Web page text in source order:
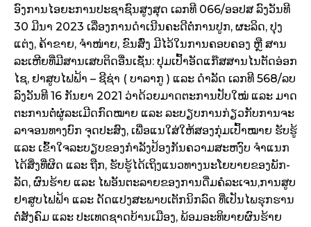
ອົງການໄອຍະການປະຊາຊົນສູງສຸດ ເລກທີ 066/ອອປສ ລົງວັນທີ
30 ມີນາ 2023 ເລື່ອງການດໍາເນີນຄະດີຕໍ່ການປູກ, ຜະລິດ, ປຸງ
ແຕ່ງ, ຄ້າຂາຍ, ຈໍາໜ່າຍ, ຂົນສົ່ງ ມີໄວ້ໃນການຄອບຄອງ ຫຼື ສານ
ລະເຫີຍທີ່ມີສານເສບຕິດອື່ນເຊັ່ນ: ປຸມເປົ້າອັດແກ໊ສສານໄນຕັດອ່ອກ
ໄຊ, ຢາສູບໄຟຟ້າ – ຊີຊ່າ ( ບາລາກູ ) ແລະ ດໍາລັດ ເລກທີ 568/ລບ
ລົງວັນທີ 16 ກັນຍາ 2021 ວ່າດ້ວຍມາດຕະການປັບໃໝ່ ແລະ ມາດ
ຕະການຕໍ່ຜູ່ລະເມີດກົດໝາຍ ແລະ ລະບຽບການກ່ຽວກັບການຈະ
ລາຈອນທາງບົກ ຈຸດປະສົງ, ເພື່ອແນໃສ່ໃຫ້ສອງກຸ່ມເປົ້າໝາຍ ຮັບຮູ້
ແລະ ເຂົ້າໃຈລະບຽບຂອງກໍາລັງປ້ອງກັນຄວາມສະຫງົບ ຈໍາແນກ
ໄດ້ສິ່ງທີ່ຜິດ ແລະ ຖືກ, ຮັບຮູ້ໄດ້ເຖິງແນວທາງນະໂຍບາຍຂອງພັກ-
ລັດ, ຜົນຮ້າຍ ແລະ ໄພອັນຕະລາຍຂອງການດື່ມຄໍລະເຈນ,ການສູບ
ຢາສູບໄຟຟ້າ ແລະ ດັດແປງສະພາບເຕັກນິກລົດ ທີ່ເປັນໄພຮຸກຮານ
ຕໍ່ສັງຄົມ ແລະ ປະເທດຊາດບ້ານເມືອງ, ພ້ອມອະທິບາຍຜົນຮ້າຍ